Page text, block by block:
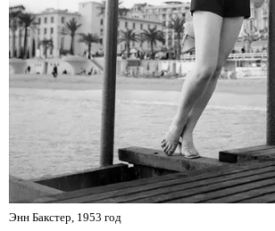
Энн Бакстер, 1953 год